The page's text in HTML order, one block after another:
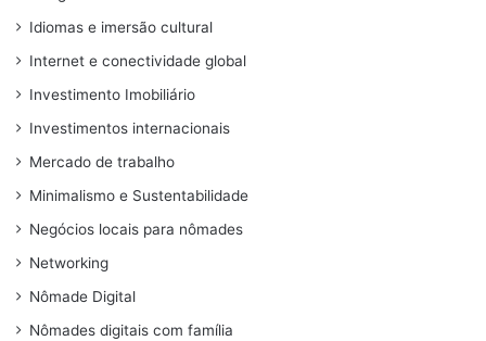
Idiomas e imersão cultural
Internet e conectividade global
Investimento Imobiliário
Investimentos internacionais
Mercado de trabalho
Minimalismo e Sustentabilidade
Negócios locais para nômades
Networking
Nômade Digital
Nômades digitais com família